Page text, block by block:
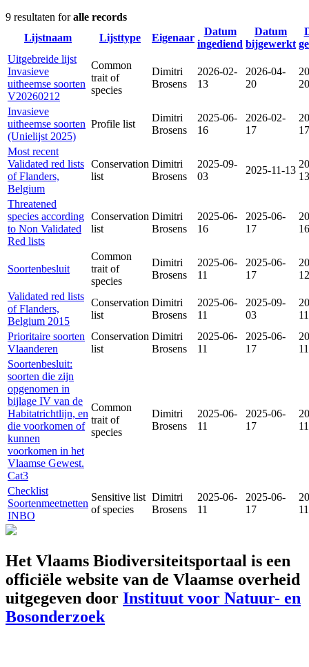
9 resultaten foralle records
Lijstnaam
Lijsttype Eigenaar
Datum
ingediend
Datum
bijgewerkt
Uitgebreide lijst
Invasieve
uitheemse soorten
V20260212
Common
trait of
species
Dimitri
Brosens
2026-02-
13
2026-04-
20
20
Invasieve
uitheemse soorten
(Unielijst 2025)
Profile list
Dimitri
Brosens
2025-06-
16
2026-02-
17
17
Most recent
Validated red lists
of Flanders,
Belgium
Conservation
list
Dimitri
Brosens
2025-09-
03
2025-11-13
13
Threatened
species according
to Non Validated
Red lists
Conservation
list
Dimitri
Brosens
2025-06-
16
2025-06-
17
16
Soortenbesluit
Common
trait of
species
Dimitri
Brosens
2025-06-
11
2025-06-
17
12
Validated red lists
of Flanders,
Belgium 2015
Conservation
list
Dimitri
Brosens
2025-06-
11
2025-09-
03
11
Prioritaire soorten
Vlaanderen
Conservation
list
Dimitri
Brosens
2025-06-
11
2025-06-
17
11
Soortenbesluit:
soorten die zijn
opgenomen in
bijlage IV van de
Habitatrichtlijn, en
die voorkomen of
kunnen
voorkomen in het
Vlaamse Gewest.
Cat3
Common
trait of
species
Dimitri
Brosens
2025-06-
11
2025-06-
17
11
Checklist
Soortenmeetnetten
INBO
Sensitive list
of species
Dimitri
Brosens
2025-06-
11
2025-06-
17
11
Het Vlaams Biodiversiteitsportaal is een
officiële website van de Vlaamse overheid
uitgegeven door Instituut voor Natuur- en
Bosonderzoek